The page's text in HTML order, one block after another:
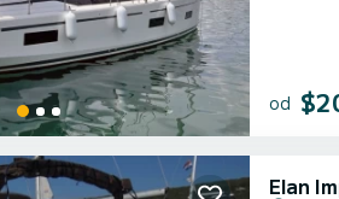
od
Elan